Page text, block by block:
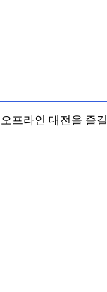
프라인 대전을 즐길